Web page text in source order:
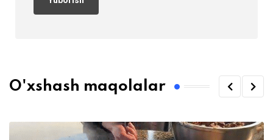
O'xshash maqolalar